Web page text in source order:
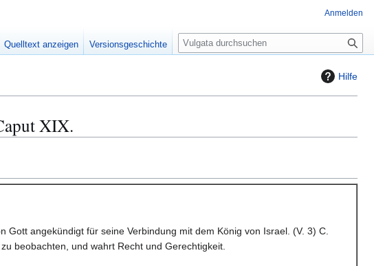
Hilfe
XIX.
angekündigt für seine Verbindung mit dem König von Israel. (V. 3) C.
beobachten, und wahrt Recht und Gerechtigkeit.
Anmelden
Quelltext anzeigen Versionsgeschichte
S
u
e